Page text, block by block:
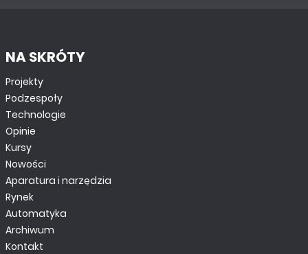
NA SKRÓTY
Projekty
Podzespoły
Technologie
Opinie
Kursy
Nowości
Aparatura i narzędzia
Rynek
Automatyka
Archiwum
Kontakt